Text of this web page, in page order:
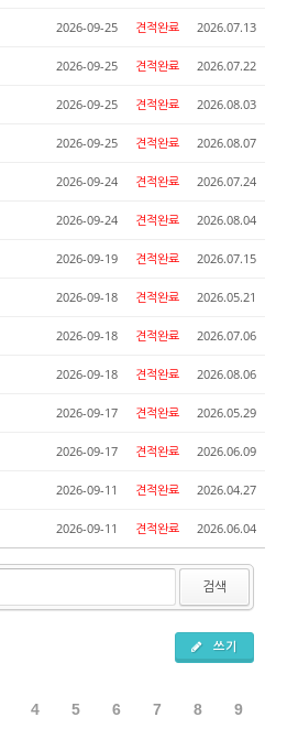
2026-09-25 견적완료 2026.07.13
2026-09-25 견적완료 2026.07.22
2026-09-25 견적완료 2026.08.03
2026-09-25 견적완료 2026.08.07
2026-09-24 견적완료 2026.07.24
2026-09-24 견적완료 2026.08.04
2026-09-19 견적완료 2026.07.15
2026-09-18 견적완료 2026.05.21
2026-09-18 견적완료 2026.07.06
2026-09-18 견적완료 2026.08.06
2026-09-17 견적완료 2026.05.29
2026-09-17 견적완료 2026.06.09
2026-09-11 견적완료 2026.04.27
2026-09-11 견적완료 2026.06.04
검색
쓰기
4 5 6 7 8 9